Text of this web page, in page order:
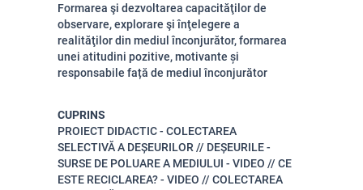
Formarea şi dezvoltarea capacităţilor de
observare, explorare şi înţelegere a
realităţilor din mediul înconjurător, formarea
unei atitudini pozitive, motivante și
responsabile față de mediul înconjurător
CUPRINS
PROIECT DIDACTIC - COLECTAREA
SELECTIVĂ A DEȘEURILOR // DEȘEURILE -
SURSE DE POLUARE A MEDIULUI - VIDEO // CE
ESTE RECICLAREA? - VIDEO // COLECTAREA